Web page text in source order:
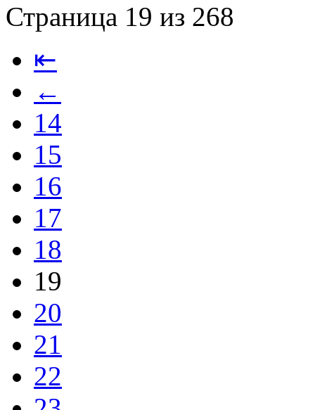
Страница 19 из 268
⇤
←
14
15
16
17
18
19
20
21
22